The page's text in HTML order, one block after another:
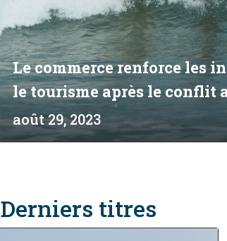
Le commerce renforce les
le tourisme après le conflit
août 29, 2023
Derniers titres